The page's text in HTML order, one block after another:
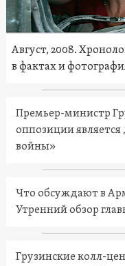
Август, 2008.
в фактах и
Премьер-министр
оппозиции
войны»
Что обсуждают в
Утренний обзор
Грузинские колл-